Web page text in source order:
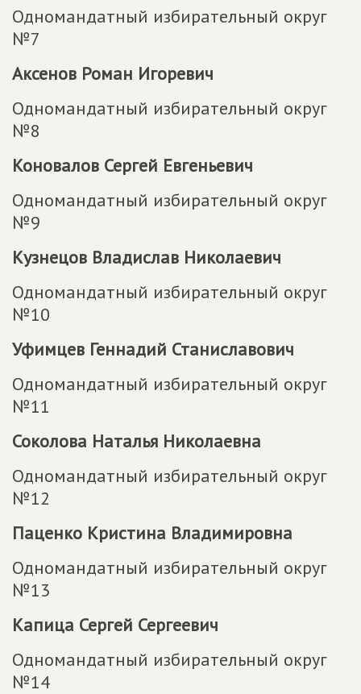
Одномандатный избирательный округ
№7
Аксенов Роман Игоревич
Одномандатный избирательный округ
№8
Коновалов Сергей Евгеньевич
Одномандатный избирательный округ
№9
Кузнецов Владислав Николаевич
Одномандатный избирательный округ
№10
Уфимцев Геннадий Станиславович
Одномандатный избирательный округ
№11
Соколова Наталья Николаевна
Одномандатный избирательный округ
№12
Паценко Кристина Владимировна
Одномандатный избирательный округ
№13
Капица Сергей Сергеевич
Одномандатный избирательный округ
№14